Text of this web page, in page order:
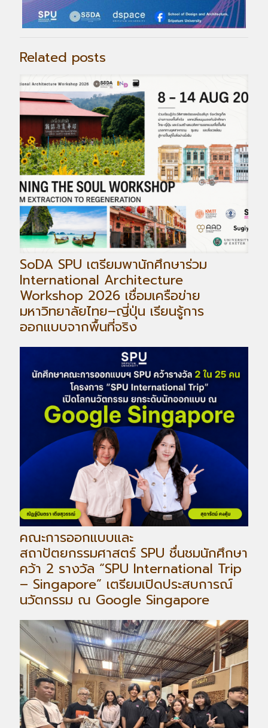
Related posts
SoDA SPU เตรียมพานักศึกษาร่วม
International Architecture
Workshop 2026 เชื่อมเครือข่าย
มหาวิทยาลัยไทย–ญี่ปุ่น เรียนรู้การ
ออกแบบจากพื้นที่จริง
คณะการออกแบบและ
สถาปัตยกรรมศาสตร์ SPU ชื่นชมนักศึกษา
คว้า 2 รางวัล “SPU International Trip
– Singapore” เตรียมเปิดประสบการณ์
นวัตกรรม ณ Google Singapore